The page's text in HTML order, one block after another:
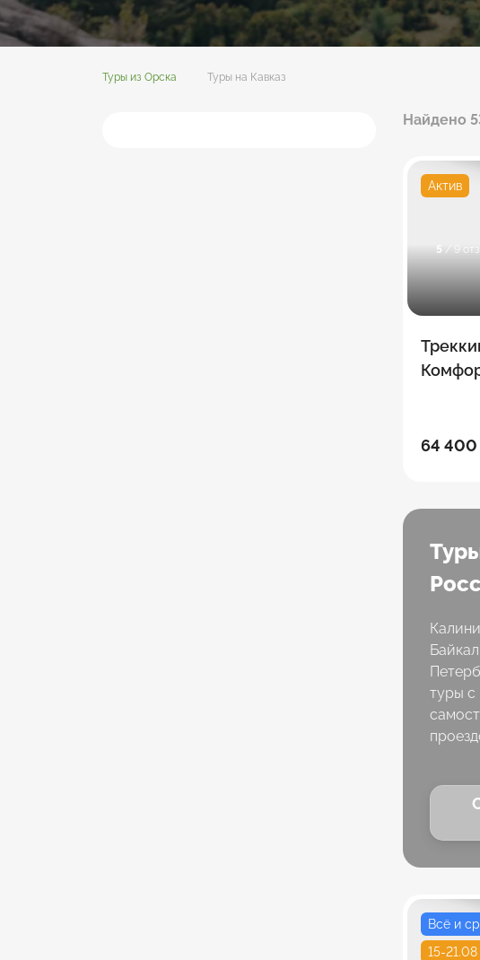
Туры из Орска Туры на Кавказ
Найдено
Актив
5 / 9
64 400
туры с
Всё и
15-